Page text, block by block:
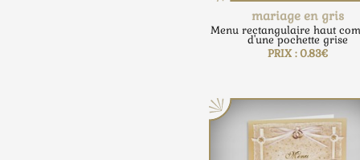
mariage en gris
Menu rectangulaire haut
d'une pochette grise
PRIX : 0.83€